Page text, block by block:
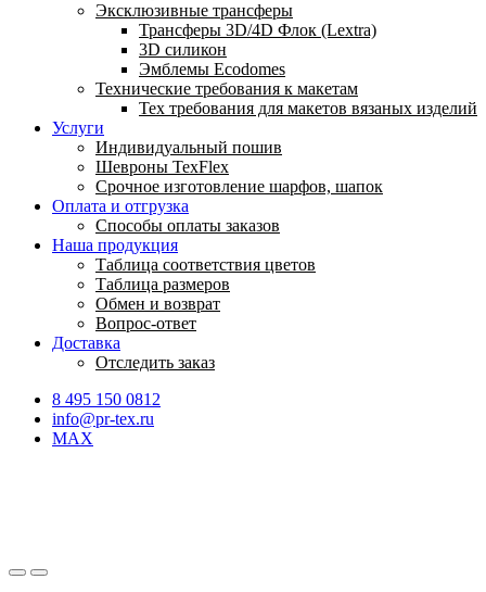
Эксклюзивные трансферы
Трансферы 3D/4D Флок (Lextra)
3D силикон
Эмблемы Ecodomes
Технические требования к макетам
Тех требования для макетов вязаных изделий
Услуги
Индивидуальный пошив
Шевроны TexFlex
Срочное изготовление шарфов, шапок
Оплата и отгрузка
Способы оплаты заказов
Наша продукция
Таблица соответствия цветов
Таблица размеров
Обмен и возврат
Вопрос-ответ
Доставка
Отследить заказ
8 495 150 0812
info@pr-tex.ru
MAX